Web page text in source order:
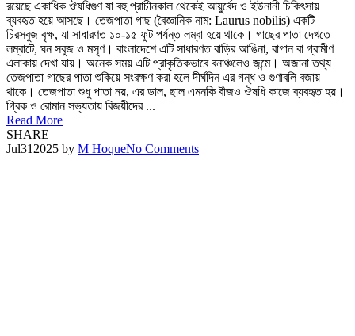
রয়েছে একাধিক ঔষধিগুণ যা বহু প্রাচীনকাল থেকেই আয়ুর্বেদ ও ইউনানী চিকিৎসায়
ব্যবহৃত হয়ে আসছে। তেজপাতা গাছ (বৈজ্ঞানিক নাম: Laurus nobilis) একটি
চিরসবুজ বৃক্ষ, যা সাধারণত ১০-১৫ ফুট পর্যন্ত লম্বা হয়ে থাকে। গাছের পাতা দেখতে
লম্বাটে, ঘন সবুজ ও মসৃণ। বাংলাদেশে এটি সাধারণত বাড়ির আঙিনা, বাগান বা গ্রামীণ
এলাকায় দেখা যায়। অনেক সময় এটি প্রাকৃতিকভাবে বনাঞ্চলেও জন্মে। অজানা তথ্য
তেজপাতা গাছের পাতা শুকিয়ে সংরক্ষণ করা হলে দীর্ঘদিন এর গন্ধ ও গুণাবলি বজায়
থাকে। তেজপাতা শুধু পাতা নয়, এর ডাল, ছাল এমনকি বীজও ঔষধি কাজে ব্যবহৃত হয়।
গ্রিক ও রোমান সভ্যতায় বিজয়ীদের ...
Read More
SHARE
Jul31 2025 by M HoqueNo Comments